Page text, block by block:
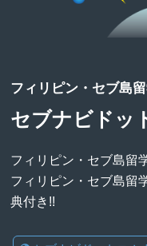
フィリピン・セブ島
セブナビドッ
フィリピン・セブ島留
フィリピン・セブ島留
典付き!!